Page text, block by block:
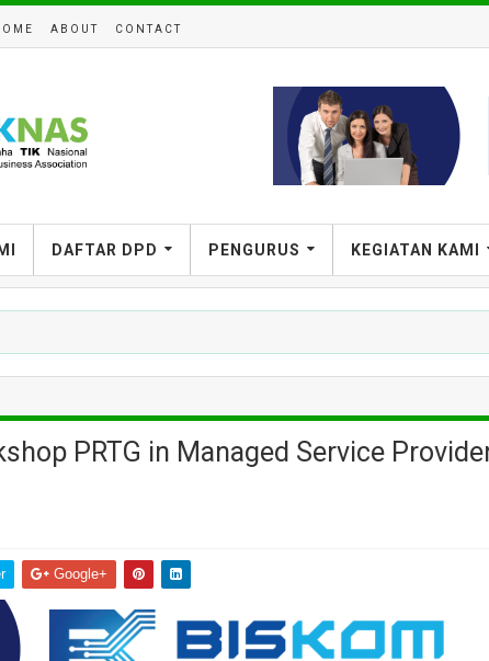
ABOUT CONTACT
Komunikasi
DAFTAR DPD PENGURUS KEGIATAN KAMI
PRTG in Managed Service
Google+